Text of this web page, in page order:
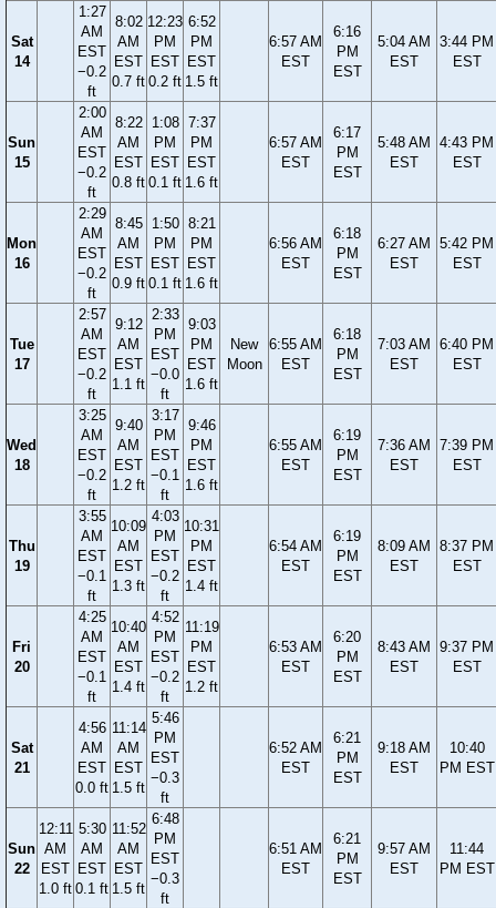
Sat
14
1:27
AM
EST
−0.2
ft
8:02
AM
EST
0.7 ft
12:23
PM
EST
0.2 ft
6:52
PM
EST
1.5 ft
6:57 AM
EST
6:16
PM
EST
5:04 AM
EST
3:44 PM
EST
Sun
15
2:00
AM
EST
−0.2
ft
8:22
AM
EST
0.8 ft
1:08
PM
EST
0.1 ft
7:37
PM
EST
1.6 ft
6:57 AM
EST
6:17
PM
EST
5:48 AM
EST
4:43 PM
EST
Mon
16
2:29
AM
EST
−0.2
ft
8:45
AM
EST
0.9 ft
1:50
PM
EST
0.1 ft
8:21
PM
EST
1.6 ft
6:56 AM
EST
6:18
PM
EST
6:27 AM
EST
5:42 PM
EST
Tue
17
2:57
AM
EST
−0.2
ft
9:12
AM
EST
1.1 ft
2:33
PM
EST
−0.0
ft
9:03
PM
EST
1.6 ft
New
Moon
6:55 AM
EST
6:18
PM
EST
7:03 AM
EST
6:40 PM
EST
Wed
18
3:25
AM
EST
−0.2
ft
9:40
AM
EST
1.2 ft
3:17
PM
EST
−0.1
ft
9:46
PM
EST
1.6 ft
6:55 AM
EST
6:19
PM
EST
7:36 AM
EST
7:39 PM
EST
Thu
19
3:55
AM
EST
−0.1
ft
10:09
AM
EST
1.3 ft
4:03
PM
EST
−0.2
ft
10:31
PM
EST
1.4 ft
6:54 AM
EST
6:19
PM
EST
8:09 AM
EST
8:37 PM
EST
Fri
20
4:25
AM
EST
−0.1
ft
10:40
AM
EST
1.4 ft
4:52
PM
EST
−0.2
ft
11:19
PM
EST
1.2 ft
6:53 AM
EST
6:20
PM
EST
8:43 AM
EST
9:37 PM
EST
Sat
21
4:56
AM
EST
0.0 ft
11:14
AM
EST
1.5 ft
5:46
PM
EST
−0.3
ft
6:52 AM
EST
6:21
PM
EST
9:18 AM
EST
10:40
PM EST
Sun
22
12:11
AM
EST
1.0 ft
5:30
AM
EST
0.1 ft
11:52
AM
EST
1.5 ft
6:48
PM
EST
−0.3
ft
6:51 AM
EST
6:21
PM
EST
9:57 AM
EST
11:44
PM EST